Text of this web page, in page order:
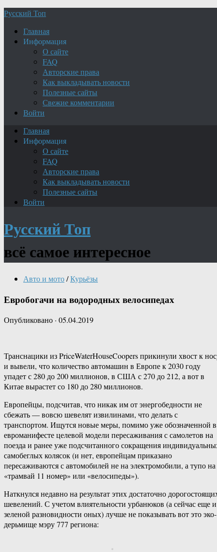
Русский Топ
Главная
Информация
О сайте
FAQ
Авторские права
Как выкладывать новости
Полезные сайты
Свежие комментарии
Войти
Главная
Информация
О сайте
FAQ
Авторские права
Как выкладывать новости
Полезные сайты
Войти
Русский Топ
всё самое интересное
Авто и мото/Курьёзы
Евробогачи на водородных велосипедах
Опубликовано · 05.04.2019
Транснацики из PriceWaterHouseCoopers прикинули хвост к
и вывели, что количество автомашин в Европе к 2030 году
упадет с 280 до 200 миллионов, в США с 270 до 212, а вот в
Китае вырастет со 180 до 280 миллионов.
Европейцы, подсчитав, что никак им от энергобедности не
сбежать — вовсю шевелят извилинами, что делать с
транспортом. Ищутся новые меры, помимо уже обозначенной в
евроманифесте целевой модели пересаживания с самолетов на
поезда и ранее уже подсчитанного сокращения
самобеглых колясок (и нет, европейцам приказано
пересаживаются с автомобилей не на электромобили, а тупо на
«трамвай 11 номер» или «велосипеды»).
Наткнулся недавно на результат этих достаточно
шевелений. С учетом влиятельности урбанюков (а сейчас еще и
зеленой разновидности оных) лучше не показывать вот это эко-
дерьмище мэру 777 региона: